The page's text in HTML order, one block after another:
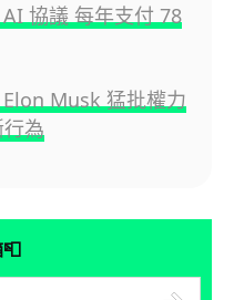
協議 每年支付 78
Musk 猛批權力
為
📮